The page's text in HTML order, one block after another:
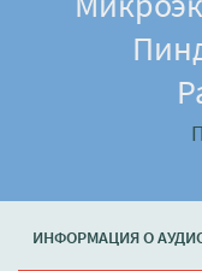
ИНФОРМАЦИЯ О